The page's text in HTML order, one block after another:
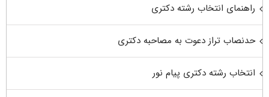
راهنمای انتخاب رشته دکتری
حدنصاب تراز دعوت به مصاحبه دکتری
انتخاب رشته دکتری پیام نور